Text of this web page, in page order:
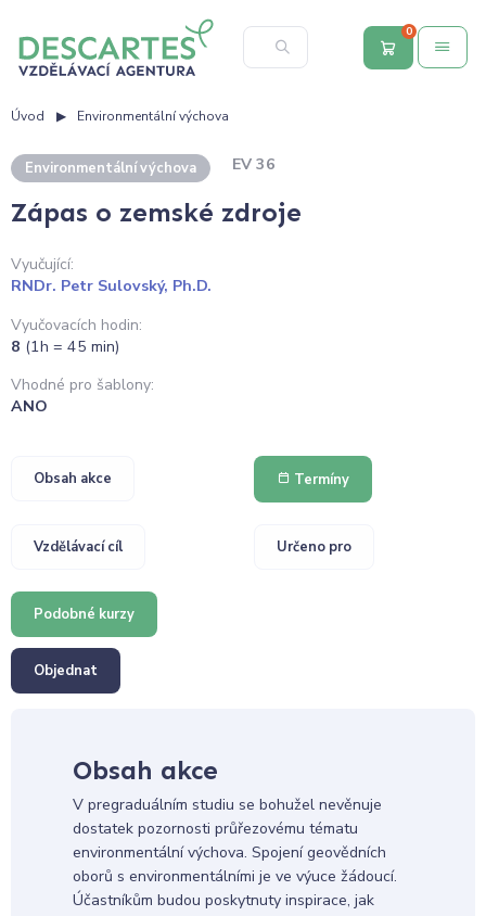
0
Úvod Environmentální výchova
Environmentální výchova EV 36
Zápas o zemské zdroje
Vyučující:
RNDr. Petr Sulovský, Ph.D.
Vyučovacích hodin:
8 (1h = 45 min)
Vhodné pro šablony:
ANO
Obsah akce Termíny
Vzdělávací cíl Určeno pro
Podobné kurzy
Objednat
Obsah akce
V pregraduálním studiu se bohužel nevěnuje
dostatek pozornosti průřezovému tématu
environmentální výchova. Spojení geovědních
oborů s environmentálními je ve výuce žádoucí.
Účastníkům budou poskytnuty inspirace, jak